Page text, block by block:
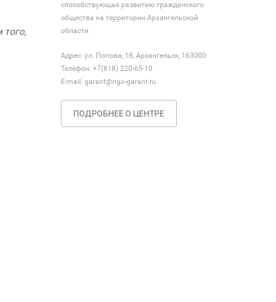
способствующая развитию гражданского
общества на территории Архангельской
области
Адрес: ул. Попова, 18, Архангельск, 163000
Телефон: +7(818) 220-65-10
E-mail: garant@ngo-garant.ru
ПОДРОБНЕЕ О ЦЕНТРЕ